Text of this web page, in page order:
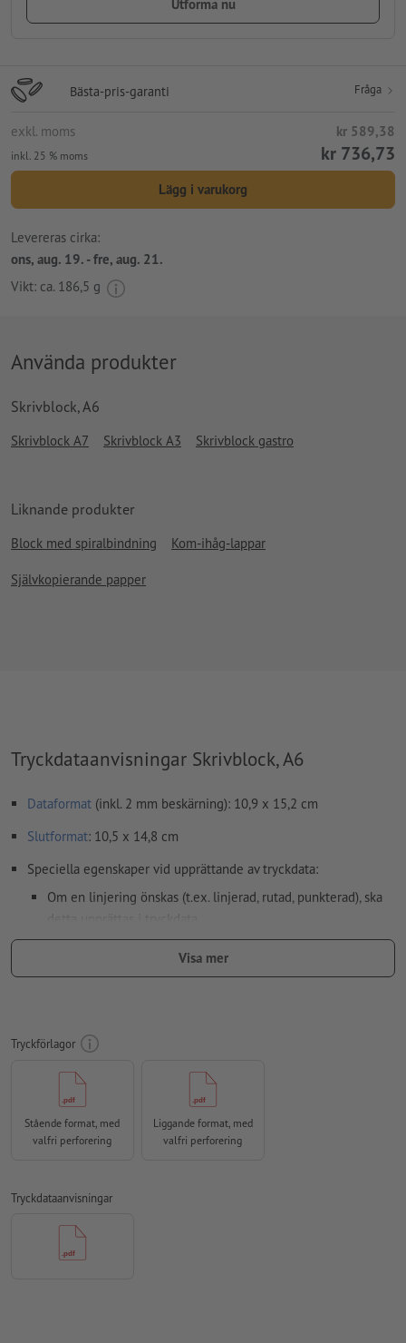
Utforma nu
Bästa-pris-garanti Fråga
exkl. moms kr 589,38
inkl. 25 % moms kr 736,73
Lägg i varukorg
Levereras cirka:
ons, aug. 19. - fre, aug. 21.
Vikt: ca. 186,5 g
Använda produkter
Skrivblock, A6
Skrivblock A7 Skrivblock A3 Skrivblock gastro
Liknande produkter
Block med spiralbindning Kom-ihåg-lappar
Självkopierande papper
Tryckdataanvisningar Skrivblock, A6
Dataformat (inkl. 2 mm beskärning): 10,9 x 15,2 cm
Slutformat: 10,5 x 14,8 cm
Speciella egenskaper vid upprättande av tryckdata:
Om en linjering önskas (t.ex. linjerad, rutad, punkterad), ska
färgläge: CMYK, FOGRA52 (PSO Uncoated v3 FOGRA52) för
stavfel och sättningsfel
kontrolleras inte av oss
övertrycksinställningarkontrolleras inte av oss
Innehåll från
Hur skapar jag utskriftsdata korrekt?
Visa mer
Tryckförlagor
Stående format, med
valfri perforering
Liggande format, med
valfri perforering
Tryckdataanvisningar